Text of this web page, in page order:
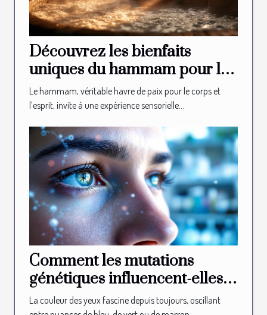
Découvrez les bienfaits
uniques du hammam pour la
relaxation
Le hammam, véritable havre de paix pour le corps et
l’esprit, invite à une expérience sensorielle...
Comment les mutations
génétiques influencent-elles
la couleur des yeux ?
La couleur des yeux fascine depuis toujours, oscillant